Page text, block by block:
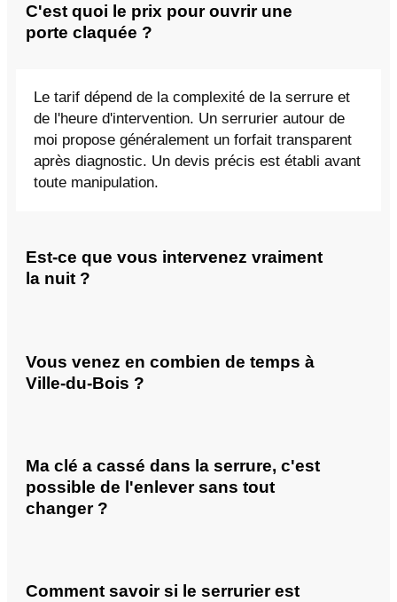
C'est quoi le prix pour ouvrir une
porte claquée ?
Le tarif dépend de la complexité de la serrure et
de l'heure d'intervention. Un serrurier autour de
moi propose généralement un forfait transparent
après diagnostic. Un devis précis est établi avant
toute manipulation.
Est-ce que vous intervenez vraiment
la nuit ?
Vous venez en combien de temps à
Ville-du-Bois ?
Ma clé a cassé dans la serrure, c'est
possible de l'enlever sans tout
changer ?
Comment savoir si le serrurier est